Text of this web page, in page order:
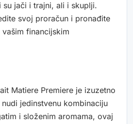
su jači i trajni, ali i skuplji.
svoj proračun i pronađite
financijskim
Matiere Premiere je izuzetno
jedinstvenu kombinaciju
i složenim aromama, ovaj